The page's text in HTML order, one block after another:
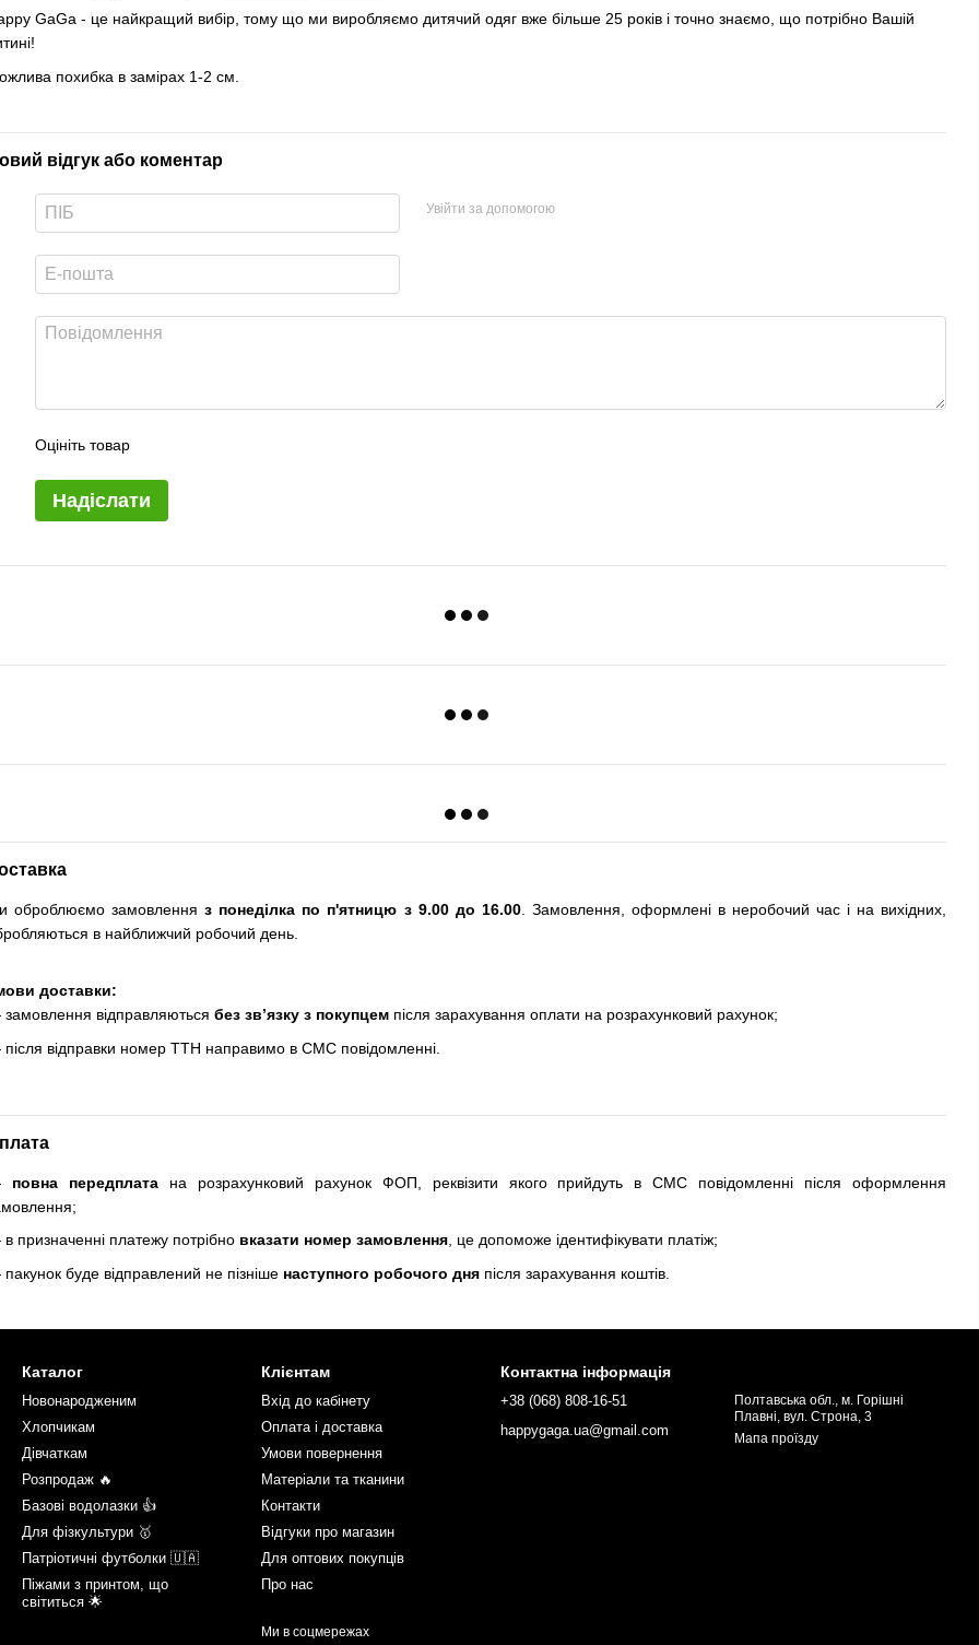
GaGa - це найкращий вибір, тому що ми виробляємо дитячий одяг вже більше 25 років і точно знаємо, що потрібно Вашій
похибка в замірах 1-2 см.
відгук або коментар
Увійти за допомогою
Оцініть товар
Надіслати
оброблюємо замовленняз понеділка по п'ятницю з 9.00 до 16.00. Замовлення, оформлені в неробочий час і на вихідних,
в найближчий робочий день.
доставки:
відправляютьсябез зв’язку з покупцем після зарахування оплати на розрахунковий рахунок;
відправки номер ТТН направимо в СМС повідомленні.
повна передплата на розрахунковий рахунок ФОП, реквізити якого прийдуть в СМС повідомленні після оформлення
призначенні платежу потрібно вказати номер замовлення, це допоможе ідентифікувати платіж;
буде відправлений не пізніше наступного робочого дня після зарахування коштів.
Каталог
Новонародженим
Хлопчикам
Дівчаткам
Розпродаж 🔥
Базові водолазки 👍
Для фізкультури 🥇
Патріотичні футболки 🇺🇦
Піжами з принтом, що
світиться 🌟
Клієнтам
Вхід до кабінету
Оплата і доставка
Умови повернення
Матеріали та тканини
Контакти
Відгуки про магазин
Для оптових покупців
Про нас
Ми в соцмережах
Контактна інформація
+38 (068) 808-16-51
happygaga.ua@gmail.com
Полтавська обл., м. Горішні
Плавні, вул. Строна, 3
Мапа проїзду